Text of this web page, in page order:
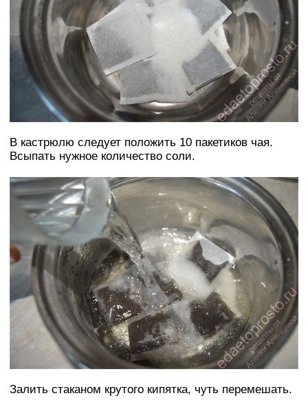
В кастрюлю следует положить 10 пакетиков чая.
Всыпать нужное количество соли.
Залить стаканом крутого кипятка, чуть перемешать.